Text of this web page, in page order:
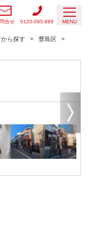
合せ 0120-095-889 MENU
ら探す
豊島区